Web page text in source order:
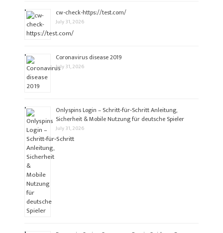
cw-check-https://test.com/
July 31, 2026
Coronavirus disease 2019
July 31, 2026
Onlyspins Login – Schritt‑für‑Schritt Anleitung,
Sicherheit & Mobile Nutzung für deutsche Spieler
July 31, 2026